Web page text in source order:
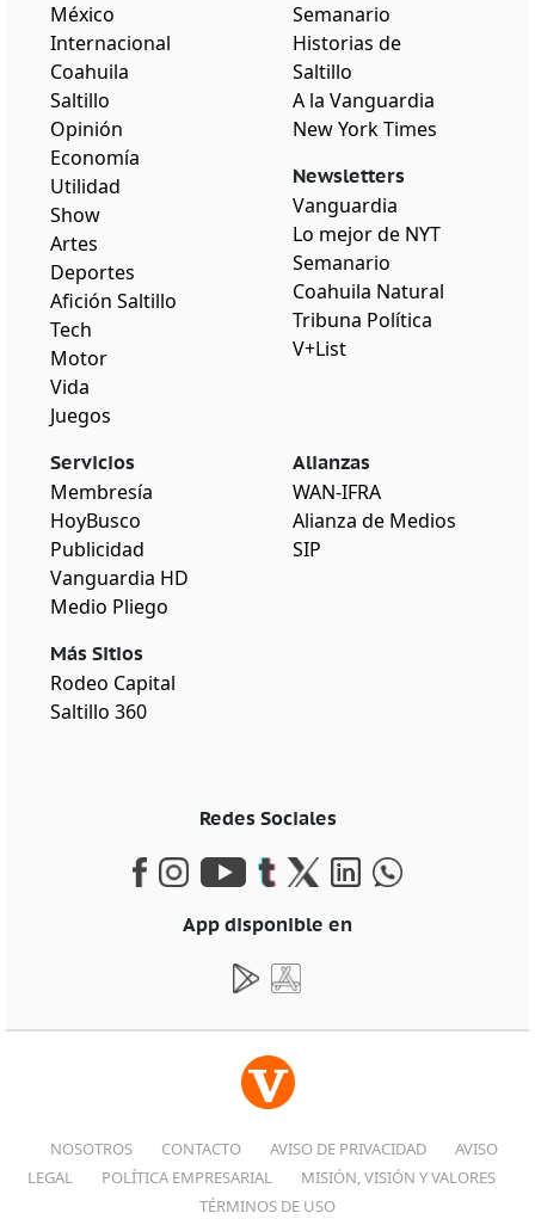
México
Internacional
Coahuila
Saltillo
Opinión
Economía
Utilidad
Show
Artes
Deportes
Afición Saltillo
Tech
Motor
Vida
Juegos
Semanario
Historias de
Saltillo
A la Vanguardia
New York Times
Newsletters
Vanguardia
Lo mejor de NYT
Semanario
Coahuila Natural
Tribuna Política
V+List
Servicios
Membresía
HoyBusco
Publicidad
Vanguardia HD
Medio Pliego
Más Sitios
Rodeo Capital
Saltillo 360
Alianzas
WAN-IFRA
Alianza de Medios
SIP
Redes Sociales
App disponible en
NOSOTROS CONTACTO AVISO DE PRIVACIDAD
AVISO
LEGAL
POLÍTICA EMPRESARIAL
MISIÓN, VISIÓN Y VALORES
TÉRMINOS DE USO